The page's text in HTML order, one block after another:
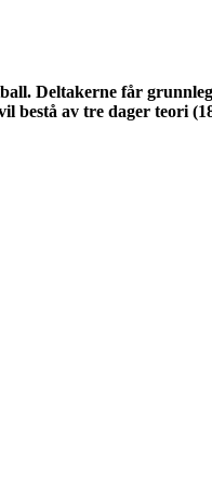
Deltakerne får
bestå av tre dager teori